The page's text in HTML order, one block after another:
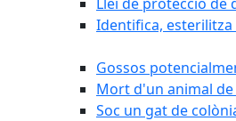
Identifica, esterilitza
Gossos
Mort d'un animal
Soc un gat de